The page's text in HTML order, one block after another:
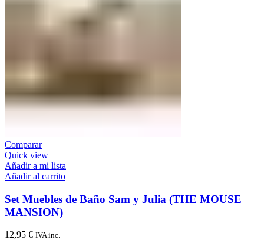
Comparar
Quick view
Añadir a mi lista
Añadir al carrito
Set Muebles de Baño Sam y Julia (THE MOUSE
MANSION)
12,95 € IVA inc.